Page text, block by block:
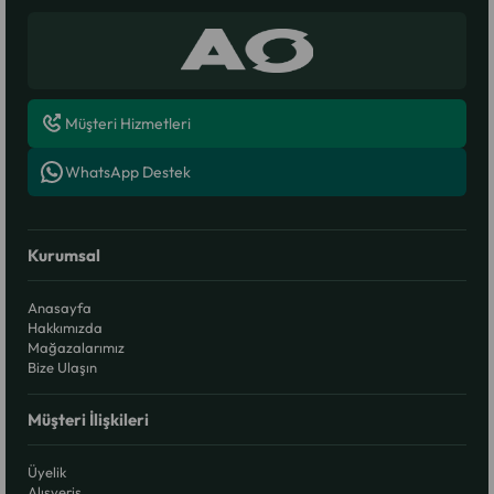
Müşteri Hizmetleri
WhatsApp Destek
Kurumsal
Anasayfa
Hakkımızda
Mağazalarımız
Bize Ulaşın
Müşteri İlişkileri
Üyelik